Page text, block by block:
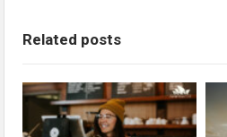
Related posts